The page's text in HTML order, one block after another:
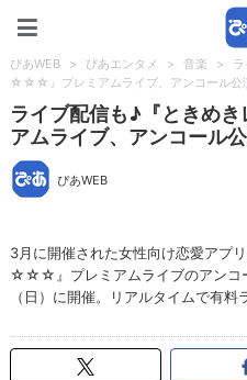
ぴあWEB > ぴあエンタメ > 音楽 >
☆☆☆』プレミアムライブ、アンコール公
ライブ配信も♪『ときめ
アムライブ、アンコール公
ぴあWEB
3月に開催された女性向け恋愛アプ
☆☆☆』プレミアムライブのアンコ
（日）に開催。リアルタイムで有料